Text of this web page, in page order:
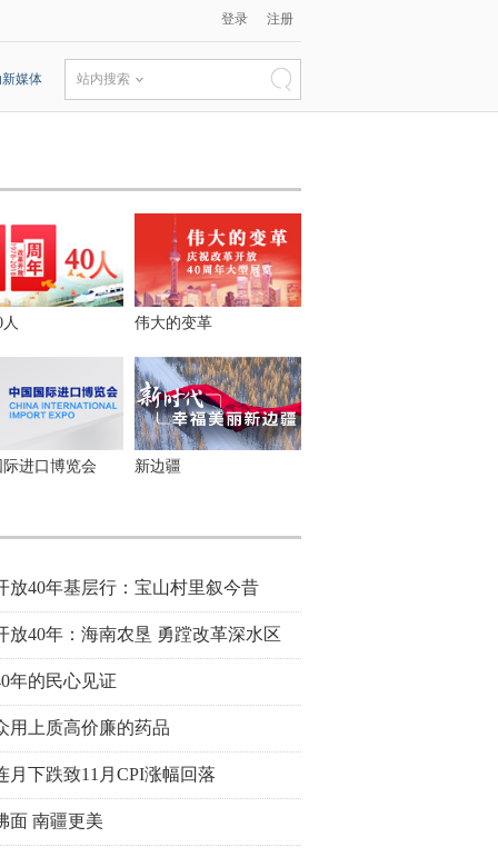
登录 注册
媒体 站内搜索
伟大的变革
进口博览会 新边疆
放40年基层行：宝山村里叙今昔
放40年：海南农垦 勇蹚改革深水区
年的民心见证
用上质高价廉的药品
月下跌致11月CPI涨幅回落
面 南疆更美